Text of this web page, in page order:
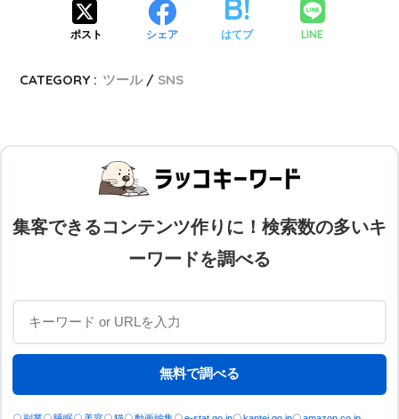
ポスト シェア はてブ LINE
CATEGORY : ツール SNS
集客できるコンテンツ作りに！検索数の多いキ
ーワードを調べる
無料で調べる